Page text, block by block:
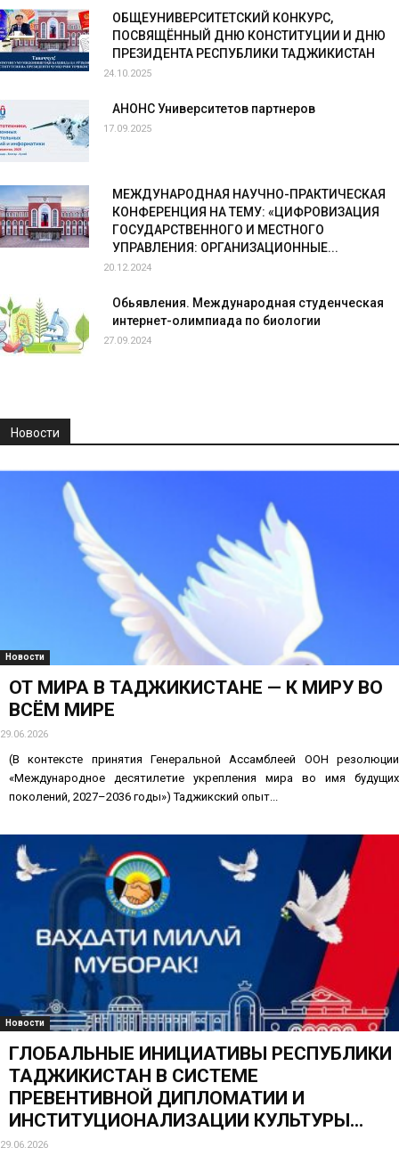
ОБЩЕУНИВЕРСИТЕТСКИЙ КОНКУРС,
ПОСВЯЩЁННЫЙ ДНЮ КОНСТИТУЦИИ И ДНЮ
ПРЕЗИДЕНТА РЕСПУБЛИКИ ТАДЖИКИСТАН
24.10.2025
АНОНС Университетов партнеров
17.09.2025
МЕЖДУНАРОДНАЯ НАУЧНО-ПРАКТИЧЕСКАЯ
КОНФЕРЕНЦИЯ НА ТЕМУ: «ЦИФРОВИЗАЦИЯ
ГОСУДАРСТВЕННОГО И МЕСТНОГО
УПРАВЛЕНИЯ: ОРГАНИЗАЦИОННЫЕ...
20.12.2024
Обьявления. Международная студенческая
интернет-олимпиада по биологии
27.09.2024
Новости
Новости
ОТ МИРА В ТАДЖИКИСТАНЕ — К МИРУ ВО
ВСЁМ МИРЕ
29.06.2026
(В контексте принятия Генеральной Ассамблеей ООН резолюции
«Международное десятилетие укрепления мира во имя будущих
поколений, 2027–2036 годы») Таджикский опыт...
Новости
ГЛОБАЛЬНЫЕ ИНИЦИАТИВЫ РЕСПУБЛИКИ
ТАДЖИКИСТАН В СИСТЕМЕ
ПРЕВЕНТИВНОЙ ДИПЛОМАТИИ И
ИНСТИТУЦИОНАЛИЗАЦИИ КУЛЬТУРЫ...
29.06.2026